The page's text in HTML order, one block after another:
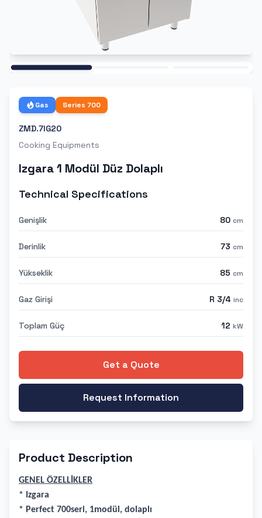
Gas Series 700
ZMD.7IG20
Cooking Equipments
Izgara 1 Modül Düz Dolaplı
Technical Specifications
Genişlik 80 cm
Derinlik 73 cm
Yükseklik 85 cm
Gaz Girişi R 3/4 inc
Toplam Güç 12 kW
Get a Quote
Request Information
Product Description
GENEL ÖZELLİKLER
* Izgara
* Perfect 700seri, 1modül, dolaplı